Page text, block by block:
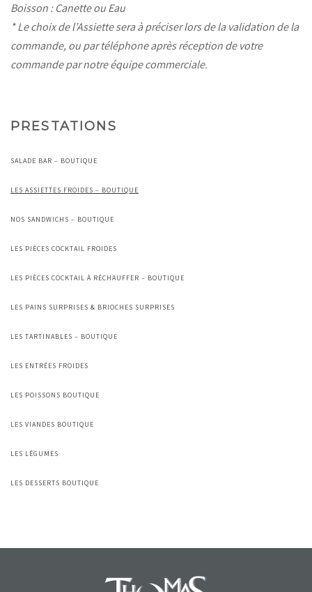
Boisson : Canette ou Eau
* Le choix de l’Assiette sera à préciser lors de la validation de la
commande, ou par téléphone après réception de votre
commande par notre équipe commerciale.
PRESTATIONS
SALADE BAR – BOUTIQUE
LES ASSIETTES FROIDES – BOUTIQUE
NOS SANDWICHS – BOUTIQUE
LES PIÈCES COCKTAIL FROIDES
LES PIÈCES COCKTAIL À RÉCHAUFFER – BOUTIQUE
LES PAINS SURPRISES & BRIOCHES SURPRISES
LES TARTINABLES – BOUTIQUE
LES ENTRÉES FROIDES
LES POISSONS BOUTIQUE
LES VIANDES BOUTIQUE
LES LÉGUMES
LES DESSERTS BOUTIQUE